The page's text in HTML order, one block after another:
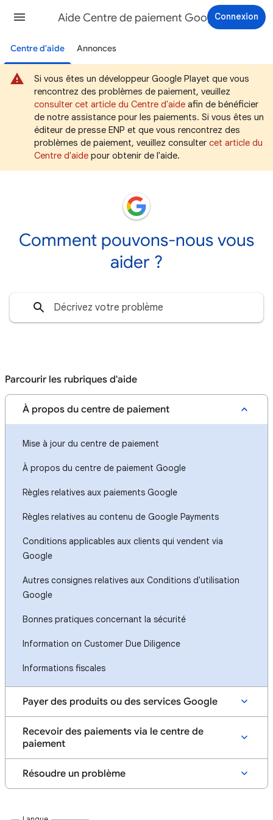
Aide Centre de paiement GoogleConnexion
Centre d'aide Annonces
Si vous êtes un développeur Google Playet que vous
rencontrez des problèmes de paiement, veuillez
consulter cet article du Centre d'aide afin de bénéficier
de notre assistance pour les paiements. Si vous êtes un
éditeur de presse ENP et que vous rencontrez des
problèmes de paiement, veuillez consulter cet article du
Centre d'aide pour obtenir de l'aide.
Comment pouvons-nous vous
aider ?
Parcourir les rubriques d'aide
À propos du centre de paiement
Mise à jour du centre de paiement
À propos du centre de paiement Google
Règles relatives aux paiements Google
Règles relatives au contenu de Google Payments
Conditions applicables aux clients qui vendent via
Google
Autres consignes relatives aux Conditions d'utilisation
Google
Bonnes pratiques concernant la sécurité
Information on Customer Due Diligence
Informations fiscales
Payer des produits ou des services Google
Recevoir des paiements via le centre de
paiement
Résoudre un problème